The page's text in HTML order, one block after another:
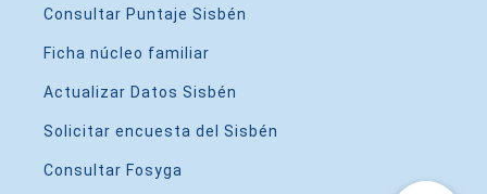
Consultar Puntaje Sisbén
Ficha núcleo familiar
Actualizar Datos Sisbén
Solicitar encuesta del Sisbén
Consultar Fosyga